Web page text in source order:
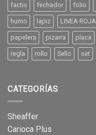
factis fechador folio
humo lapiz LINEA ROJA
papelera pizarra placa
regla rollo Sello set
CATEGORÍAS
Sheaffer
Carioca Plus